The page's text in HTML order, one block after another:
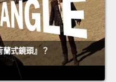
式鏡頭』？